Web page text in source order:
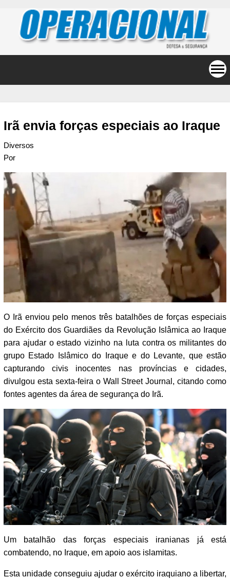
Irã envia forças especiais ao Iraque
Diversos
Por
O Irã enviou pelo menos três batalhões de forças especiais
do Exército dos Guardiães da Revolução Islâmica ao Iraque
para ajudar o estado vizinho na luta contra os militantes do
grupo Estado Islâmico do Iraque e do Levante, que estão
capturando civis inocentes nas províncias e cidades,
divulgou esta sexta-feira o Wall Street Journal, citando como
fontes agentes da área de segurança do Irã.
Um batalhão das forças especiais iranianas já está
combatendo, no Iraque, em apoio aos islamitas.
Esta unidade conseguiu ajudar o exército iraquiano a libertar,